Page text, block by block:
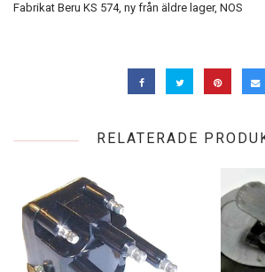
Fabrikat Beru KS 574, ny från äldre lager, NOS
RELATERADE